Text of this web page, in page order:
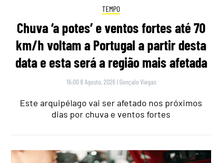
TEMPO
Chuva ‘a potes’ e ventos fortes até 70
km/h voltam a Portugal a partir desta
data e esta será a região mais afetada
16:00 8 Agosto, 2026 | Gonçalo Viegas
Este arquipélago vai ser afetado nos próximos
dias por chuva e ventos fortes